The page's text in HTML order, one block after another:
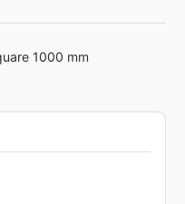
1000 mm